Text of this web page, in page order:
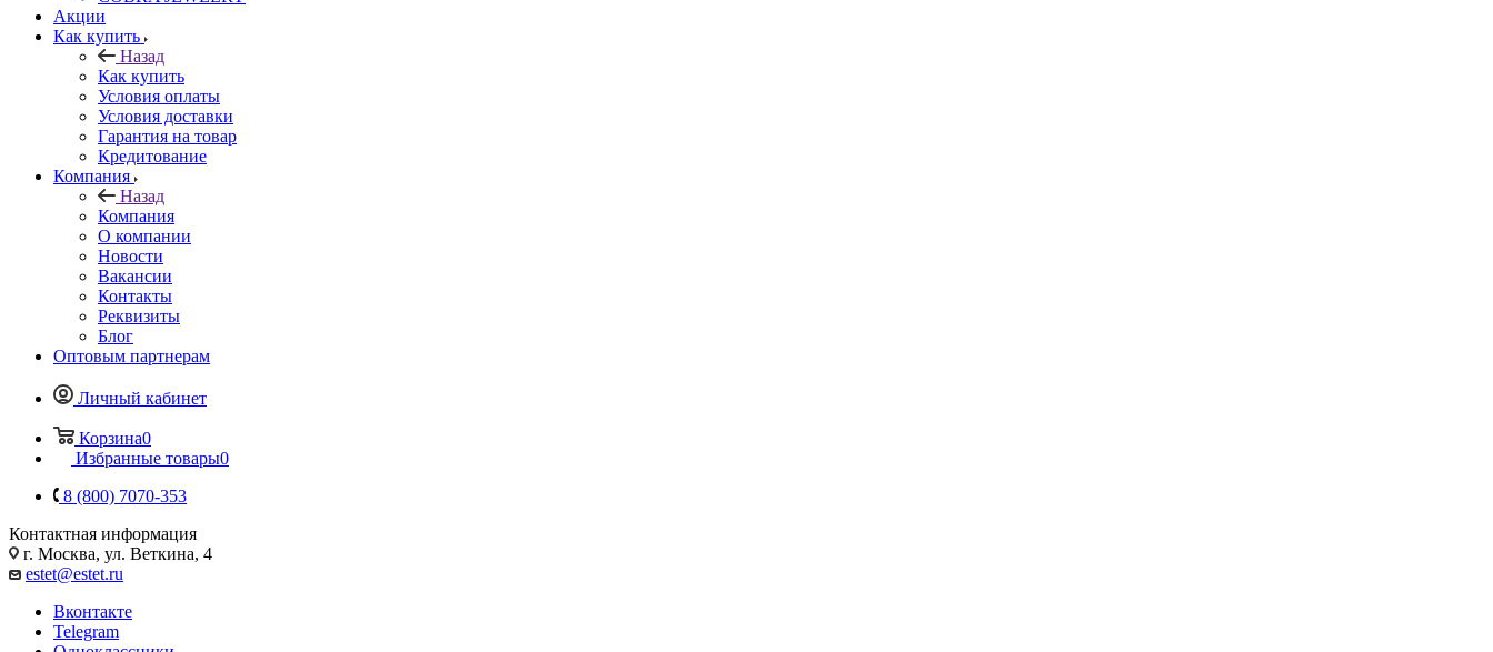
Акции
Как купить
Назад
Как купить
Условия оплаты
Условия доставки
Гарантия на товар
Кредитование
Компания
Назад
Компания
О компании
Новости
Вакансии
Контакты
Реквизиты
Блог
Оптовым партнерам
Личный кабинет
Корзина0
Избранные товары0
8 (800) 7070-353
Контактная информация
г. Москва, ул. Веткина, 4
estet@estet.ru
Вконтакте
Telegram